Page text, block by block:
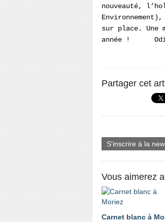
nouveauté,
sur place. Une
année !
Partager cet
S'inscrire à la
Vous aimerez
Carnet blanc à